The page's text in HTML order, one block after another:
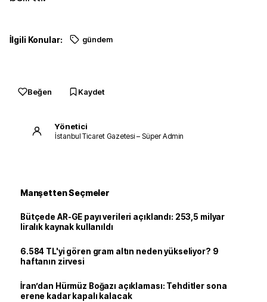
İlgili Konular: gündem
Beğen Kaydet
Yönetici
İstanbul Ticaret Gazetesi – Süper Admin
Manşetten Seçmeler
Bütçede AR-GE payı verileri açıklandı: 253,5 milyar
liralık kaynak kullanıldı
6.584 TL'yi gören gram altın neden yükseliyor? 9
haftanın zirvesi
İran’dan Hürmüz Boğazı açıklaması: Tehditler sona
erene kadar kapalı kalacak